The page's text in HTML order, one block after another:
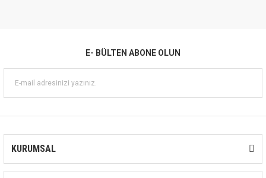
E- BÜLTEN ABONE OLUN
KURUMSAL